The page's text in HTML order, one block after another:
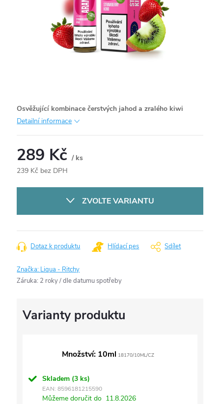
Osvěžující kombinace čerstvých jahod a zralého kiwi
Detailní informace
289 Kč/ ks
239 Kč bez DPH
ZVOLTE VARIANTU
Dotaz k produktu Hlídací pes Sdílet
Značka: Liqua - Ritchy
Záruka: 2 roky / dle datumu spotřeby
Množství: 10ml 18170/10ML/CZ
Skladem (3 ks)
EAN: 8596181215590
Můžeme doručit do 11.8.2026